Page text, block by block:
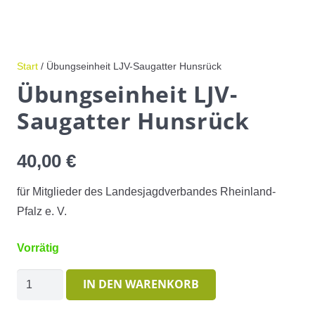
Start / Übungseinheit LJV-Saugatter Hunsrück
Übungseinheit LJV-
Saugatter Hunsrück
40,00 €
für Mitglieder des Landesjagdverbandes Rheinland-
Pfalz e. V.
Vorrätig
ÜbungseinheitIN DEN WARENKORB